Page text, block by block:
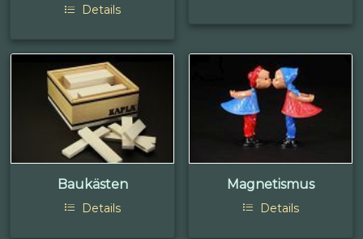
Details
Baukästen
Details
Magnetismus
Details